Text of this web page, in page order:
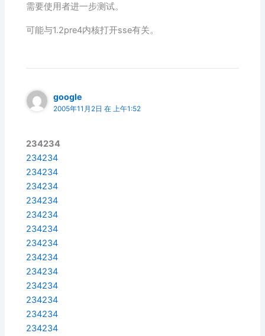
需要使用者进一步测试。
可能与1.2pre4内核打开sse有关。
google
2005年11月2日 在 上午1:52
234234
234234
234234
234234
234234
234234
234234
234234
234234
234234
234234
234234
234234
234234